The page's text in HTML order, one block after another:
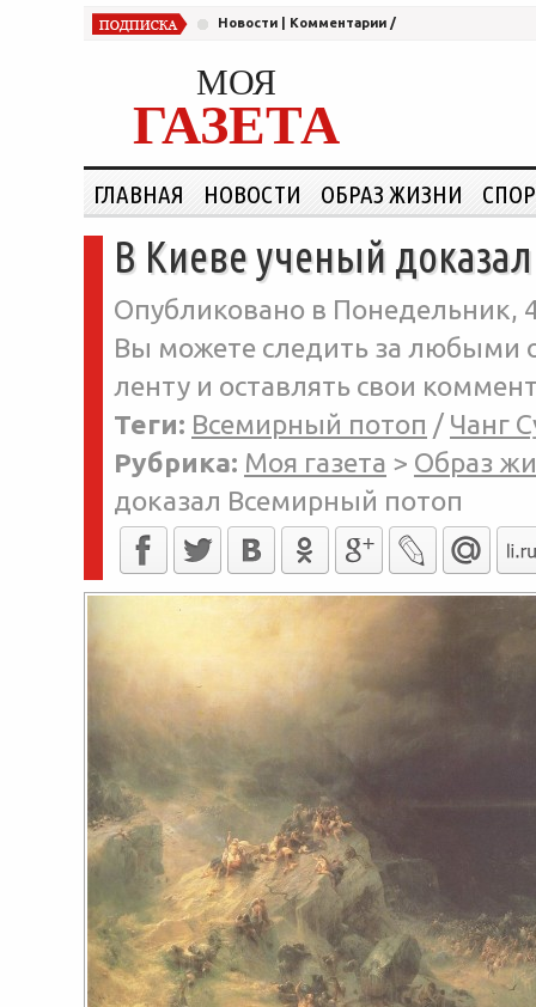
Новости Комментарии /
МОЯ
ГАЗЕТА
ГЛАВНАЯ НОВОСТИ ОБРАЗ ЖИЗНИ
В Киеве ученый
Опубликовано в Понедельник,
Вы можете следить за любыми
ленту и оставлять свои
Теги: Всемирный потоп / Чанг
Рубрика: Моя газета > Образ
доказал Всемирный потоп